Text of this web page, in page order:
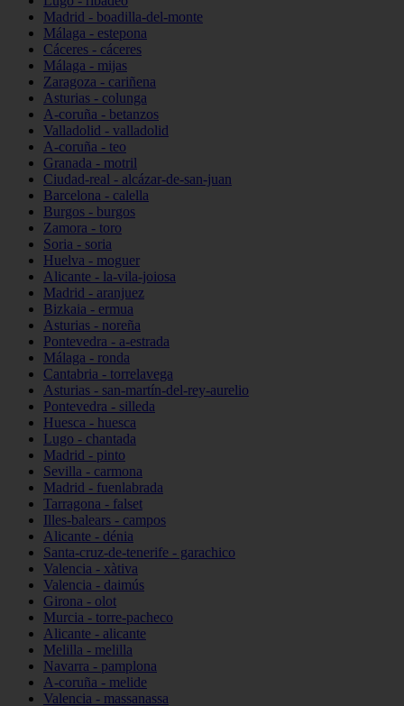
Madrid - boadilla-del-monte
Málaga - estepona
Cáceres - cáceres
Málaga - mijas
Zaragoza - cariñena
Asturias - colunga
A-coruña - betanzos
Valladolid - valladolid
A-coruña - teo
Granada - motril
Ciudad-real - alcázar-de-san-juan
Barcelona - calella
Burgos - burgos
Zamora - toro
Soria - soria
Huelva - moguer
Alicante - la-vila-joiosa
Madrid - aranjuez
Bizkaia - ermua
Asturias - noreña
Pontevedra - a-estrada
Málaga - ronda
Cantabria - torrelavega
Asturias - san-martín-del-rey-aurelio
Pontevedra - silleda
Huesca - huesca
Lugo - chantada
Madrid - pinto
Sevilla - carmona
Madrid - fuenlabrada
Tarragona - falset
Illes-balears - campos
Alicante - dénia
Santa-cruz-de-tenerife - garachico
Valencia - xàtiva
Valencia - daimús
Girona - olot
Murcia - torre-pacheco
Alicante - alicante
Melilla - melilla
Navarra - pamplona
A-coruña - melide
Valencia - massanassa